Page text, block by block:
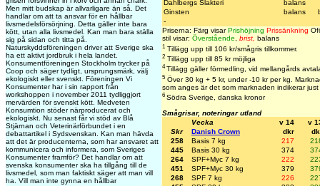
Men mitt budskap är allvarligare än så. Det
handlar om att ta ansvar för en hållbar
livsmedelsförsörjning. Detta gäller inte bara
kött, utan alla livsmedel. Kan man bara ställa
sig på sidan och titta på.
Naturskyddsföreningen driver att Sverige ska
ha ett aktivt jordbruk i hela landet.
Konsumentföreningen Stockholm trycker på
Coop och säger tydligt, ursprungsmärk, välj
ekologiskt eller svenskt. Föreningen Vi
Konsumenter har i sin rapport från
workshoppen i november 2011 tydliggjort
mervärden för svenskt kött. Medveten
Konsumtion stöder närproducerat och
ekologiskt. Nu senast får vi stöd av Blå
Stjärnan och Veterinärförbundet i en
debattartikel i Sydsvenskan. Kan man hävda
att det är producenterna, som har ansvaret att
kommunicera och informera, som Sveriges
Konsumenter framför? Det handlar om att
svenska konsumenter ska ha tillgång till de
livsmedel, som man faktiskt säger att man vill
ha. Vill man inte gynna en hållbar
Dahlbergs Slakteri
balans
Ginsten
balans
-
Priserna: Färg visarPrishöjning Prissänkning
stil visar: Överstående, brist, balans
1 Tillägg upp till 106 kr/smågris tillkommer.
2 Tillägg upp till 85 kr möjliga
4Tillägg gäller förmedling, vid mellangårds
5 Över 30 kg + 5 kr, under -10 kr per kg.
som anges är det som marknaden indikerar
6 Södra Sverige, danska kronor
Smågrisar, noteringar utland
Vecka
v 14
v
Skr
Danish Crown dkr
258
Basis 7 kg 217
445
Basis 30 kg 374
264
SPF+Myc 7 kg 222
451
SPF+Myc 30 kg 379
268
SPF 7 kg 226